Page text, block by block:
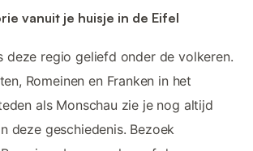
vanuit je huisje in de Eifel
deze regio geliefd onder de volkeren.
Romeinen en Franken in het
als Monschau zie je nog altijd
deze geschiedenis. Bezoek